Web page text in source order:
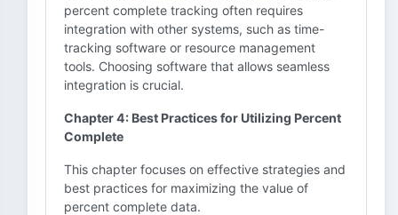
percent complete tracking often requires
integration with other systems, such as time-
tracking software or resource management
tools. Choosing software that allows seamless
integration is crucial.
Chapter 4: Best Practices for Utilizing Percent
Complete
This chapter focuses on effective strategies and
best practices for maximizing the value of
percent complete data.